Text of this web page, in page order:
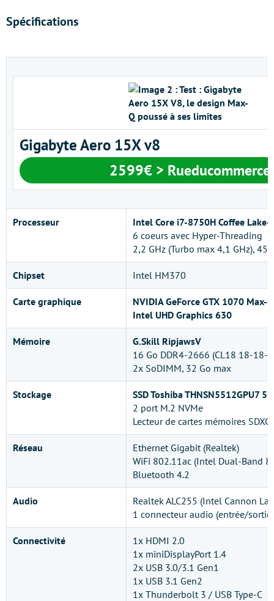
Spécifications
Gigabyte Aero 15X v8
2599€ > Rueducommerce
Processeur
Intel Core i7-8750H Coffee Lake-
6 coeurs avec Hyper-Threading
2,2 GHz (Turbo max 4,1 GHz),
Chipset Intel HM370
Carte graphique
NVIDIA GeForce GTX 1070 Max-
Intel UHD Graphics 630
Mémoire
G.Skill RipjawsV
16 Go DDR4-2666 (CL18 18-18-
2x SoDIMM, 32 Go max
Stockage
SSD Toshiba THNSN5512GPU7
2 port M.2 NVMe
Lecteur de cartes mémoires SDXC
Réseau
Ethernet Gigabit (Realtek)
WiFi 802.11ac (Intel Dual-Band
Bluetooth 4.2
Audio
Realtek ALC255 (Intel Cannon
1 connecteur audio (entrée/sortie)
Connectivité
1x HDMI 2.0
1x miniDisplayPort 1.4
2x USB 3.0/3.1 Gen1
1x USB 3.1 Gen2
1x Thunderbolt 3 / USB Type-C